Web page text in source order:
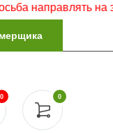
на
0
0